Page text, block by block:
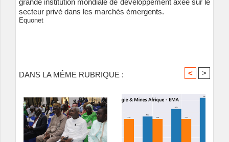
secteur privé dans les marchés émergents.
Equonet
DANS LA MÊME RUBRIQUE : < >